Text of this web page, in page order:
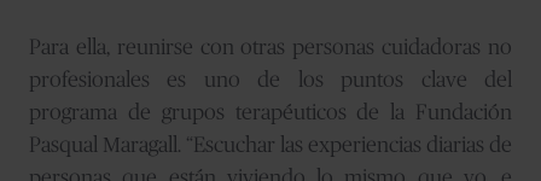
Para ella, reunirse con otras personas cuidadoras no
profesionales es uno de los puntos clave del
programa de grupos terapéuticos de la Fundación
Pasqual Maragall. “Escuchar las experiencias diarias de